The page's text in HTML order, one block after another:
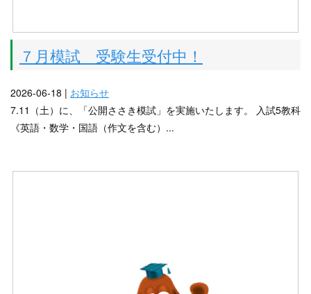
７月模試 受験生受付中！
2026-06-18 | お知らせ
7.11（土）に、「公開ささき模試」を実施いたします。 入試5教科
《英語・数学・国語（作文を含む）...